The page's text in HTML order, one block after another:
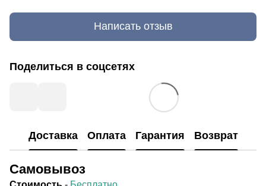
Написать отзыв
Поделиться в соцсетях
Доставка Оплата Гарантия Возврат
Самовывоз